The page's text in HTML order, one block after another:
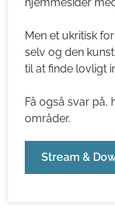
selv og den
Få også svar på,
områder.
Stream &